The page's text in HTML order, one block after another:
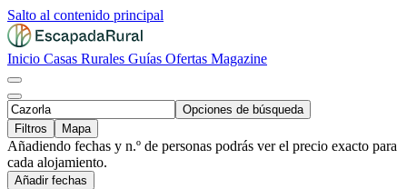
Salto al contenido principal
Inicio Casas Rurales Guías Ofertas Magazine
Opciones de búsqueda
Filtros
Mapa
Añadiendo fechas y n.º de personas podrás ver el precio exacto para
cada alojamiento.
Añadir fechas